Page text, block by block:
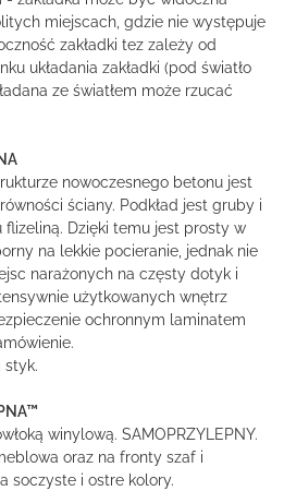
miejscach, gdzie nie występuje
zakładki tez zależy od
układania zakładki (pod światło
ze światłem może rzucać
nowoczesnego betonu jest
ściany. Podkład jest gruby i
Dzięki temu jest prosty w
na lekkie pocieranie, jednak nie
narażonych na częsty dotyk i
użytkowanych wnętrz
ochronnym laminatem
styk.
winylową. SAMOPRZYLEPNY.
oraz na fronty szaf i
soczyste i ostre kolory.